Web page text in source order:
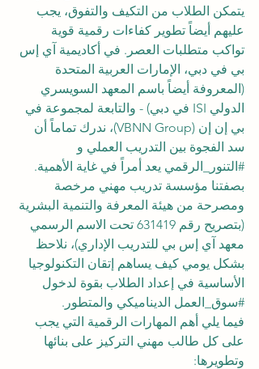
يتمكن الطلاب من التكيف والتفوق، يجب
عليهم أيضاً تطوير كفاءات رقمية قوية
تواكب متطلبات العصر. في أكاديمية آي إس
بي في دبي، الإمارات العربية المتحدة
(المعروفة أيضاً باسم المعهد السويسري
الدولي ISI في دبي) - والتابعة لمجموعة في
بي إن إن (VBNN Group)، ندرك تماماً أن
سد الفجوة بين التدريب العملي و
#التنور_الرقمي يعد أمراً في غاية الأهمية.
بصفتنا مؤسسة تدريب مهني مرخصة
ومصرحة من هيئة المعرفة والتنمية البشرية
(بتصريح رقم 631419 تحت الاسم الرسمي
معهد آي إس بي للتدريب الإداري)، نلاحظ
بشكل يومي كيف يساهم إتقان التكنولوجيا
الأساسية في إعداد الطلاب بقوة لدخول
#سوق_العمل الديناميكي والمتطور.
فيما يلي أهم المهارات الرقمية التي يجب
على كل طالب مهني التركيز على بنائها
وتطويرها: